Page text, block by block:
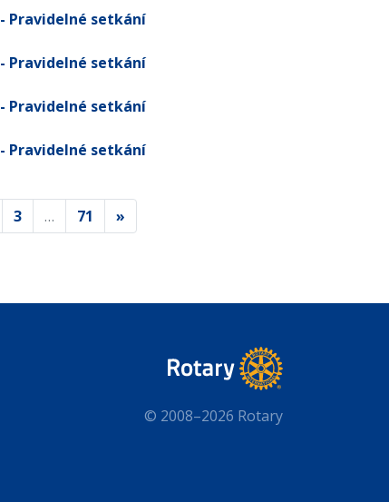
- Pravidelné setkání
- Pravidelné setkání
- Pravidelné setkání
- Pravidelné setkání
3 … 71 »
© 2008–2026 Rotary